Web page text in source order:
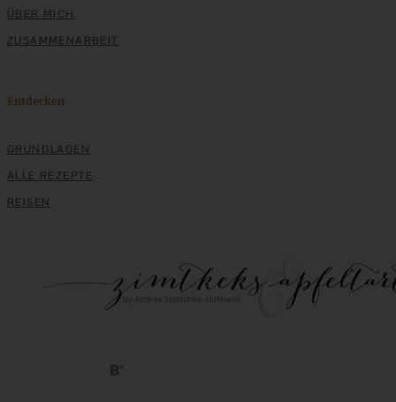
ZUM BEITRAG
ÜBER MICH
ZUSAMMENARBEIT
Entdecken
GRUNDLAGEN
ALLE REZEPTE
REISEN